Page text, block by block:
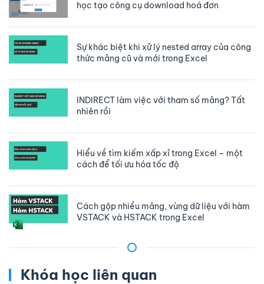
học tạo công cụ download hoá đơn
Sự khác biệt khi xử lý nested array của công
thức mảng cũ và mới trong Excel
INDIRECT làm việc với tham số mảng? Tất
nhiên rồi
Hiểu về tìm kiếm xấp xỉ trong Excel – một
cách để tối ưu hóa tốc độ
Cách gộp nhiều mảng, vùng dữ liệu với hàm
VSTACK và HSTACK trong Excel
Khóa học liên quan